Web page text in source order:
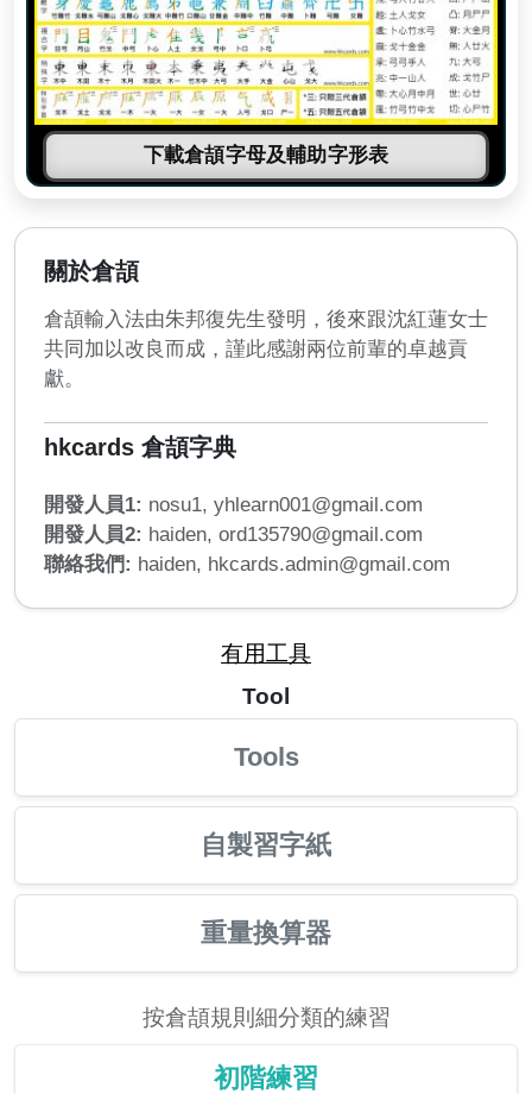
下載倉頡字母及輔助字形表
關於倉頡
倉頡輸入法由朱邦復先生發明，後來跟沈紅蓮女士
共同加以改良而成，謹此感謝兩位前輩的卓越貢
獻。
hkcards 倉頡字典
開發人員1: nosu1, yhlearn001@gmail.com
開發人員2: haiden, ord135790@gmail.com
聯絡我們: haiden, hkcards.admin@gmail.com
有用工具
Tool
Tools
自製習字紙
重量換算器
按倉頡規則細分類的練習
初階練習